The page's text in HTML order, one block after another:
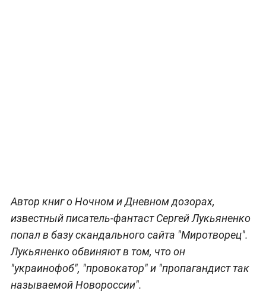
Автор книг о Ночном и Дневном дозорах,
известный писатель-фантаст Сергей Лукьяненко
попал в базу скандального сайта "Миротворец".
Лукьяненко обвиняют в том, что он
"украинофоб", "провокатор" и "пропагандист так
называемой Новороссии".